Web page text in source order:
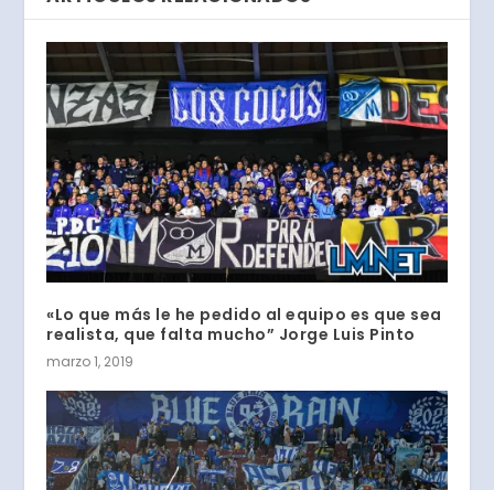
«Lo que más le he pedido al equipo es que sea
realista, que falta mucho” Jorge Luis Pinto
marzo 1, 2019